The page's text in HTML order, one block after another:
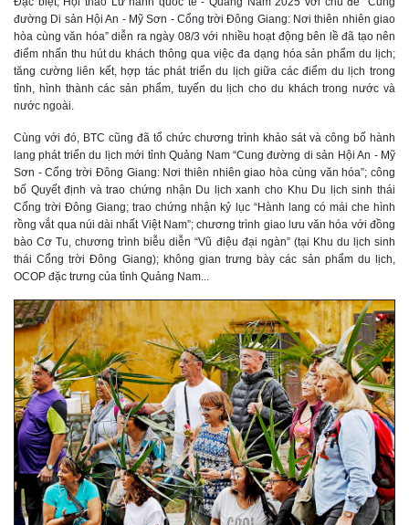
đường Di sản Hội An - Mỹ Sơn - Cổng trời Đông Giang: Nơi thiên nhiên giao
hòa cùng văn hóa” diễn ra ngày 08/3 với nhiều hoạt động bên lề đã tạo nên
điểm nhấn thu hút du khách thông qua việc đa dạng hóa sản phẩm du lịch;
tăng cường liên kết, hợp tác phát triển du lịch giữa các điểm du lịch trong
tỉnh, hình thành các sản phẩm, tuyến du lịch cho du khách trong nước và
nước ngoài.
Cùng với đó, BTC cũng đã tổ chức chương trình khảo sát và công bố hành
lang phát triển du lịch mới tỉnh Quảng Nam “Cung đường di sản Hội An - Mỹ
Sơn - Cổng trời Đông Giang: Nơi thiên nhiên giao hòa cùng văn hóa”; công
bố Quyết định và trao chứng nhận Du lịch xanh cho Khu Du lịch sinh thái
Cổng trời Đông Giang; trao chứng nhận kỷ lục “Hành lang có mái che hình
rồng vắt qua núi dài nhất Việt Nam”; chương trình giao lưu văn hóa với đồng
bào Cơ Tu, chương trình biễu diễn “Vũ điệu đại ngàn” (tại Khu du lịch sinh
thái Cổng trời Đông Giang); không gian trưng bày các sản phẩm du lịch,
OCOP đặc trưng của tỉnh Quảng Nam...